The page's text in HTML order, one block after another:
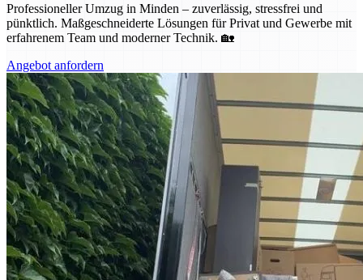
Professioneller Umzug in Minden – zuverlässig, stressfrei und
pünktlich. Maßgeschneiderte Lösungen für Privat und Gewerbe mit
erfahrenem Team und moderner Technik. 🏡
Angebot anfordern